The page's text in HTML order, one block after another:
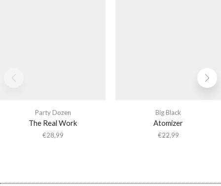
Party Dozen
The Real Work
€28,99
Big Black
Atomizer
€22,99